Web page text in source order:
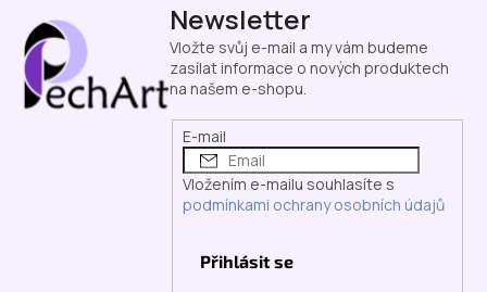
Newsletter
Vložte svůj e-mail a my vám budeme
zasílat informace o nových produktech
na našem e-shopu.
E-mail
Vložením e-mailu souhlasíte s
podmínkami ochrany osobních údajů
Přihlásit se